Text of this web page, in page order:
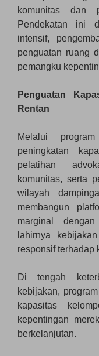
komunitas dan
Pendekatan ini
intensif,
penguatan ruang
pemangku
Penguatan
Rentan
Melalui
peningkatan
pelatihan
komunitas, serta
wilayah
membangun
marginal
lahirnya
responsif terhadap
Di tengah
kebijakan,
kapasitas
kepentingan
berkelanjutan.